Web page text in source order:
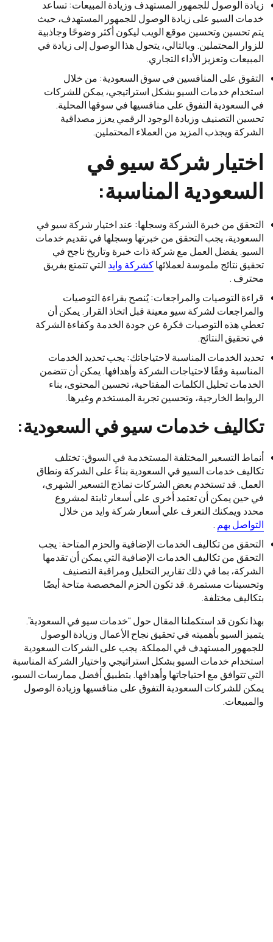
زيادة الوصول للجمهور المستهدف وزيادة المبيعات: تساعد
خدمات السيو على زيادة الوصول للجمهور المستهدف، حيث
يتم تحسين وتحسين موقع الويب ليكون أكثر وضوحًا وجاذبية
للزوار المحتملين. وبالتالي، يتحول هذا الوصول إلى زيادة في
المبيعات وتعزيز الأداء التجاري.
التفوق على المنافسين في سوق السعودية: من خلال
استخدام خدمات السيو بشكل استراتيجي، يمكن للشركات
في السعودية التفوق على منافسيها في سوقها المحلية.
تحسين التصنيف وزيادة الوجود الرقمي يعزز مصداقية
الشركة ويجذب المزيد من العملاء المحتملين.
اختيار شركة سيو في
السعودية المناسبة:
التحقق من خبرة الشركة وسجلها: عند اختيار شركة سيو في
السعودية، يجب التحقق من خبرتها وسجلها في تقديم خدمات
السيو. يفضل العمل مع شركة ذات خبرة وتاريخ ناجح في
تحقيق نتائج ملموسة لعملائهاكشركة وايد التي تتمتع بفريق
محترف .
قراءة التوصيات والمراجعات: يُنصح بقراءة التوصيات
والمراجعات لشركة سيو معينة قبل اتخاذ القرار. يمكن أن
تعطي هذه التوصيات فكرة عن جودة الخدمة وكفاءة الشركة
في تحقيق النتائج.
تحديد الخدمات المناسبة لاحتياجاتك: يجب تحديد الخدمات
المناسبة وفقًا لاحتياجات الشركة وأهدافها. يمكن أن تتضمن
الخدمات تحليل الكلمات المفتاحية، تحسين المحتوى، بناء
الروابط الخارجية، وتحسين تجربة المستخدم وغيرها.
تكاليف خدمات سيو في السعودية:
أنماط التسعير المختلفة المستخدمة في السوق: تختلف
تكاليف خدمات السيو في السعودية بناءً على الشركة ونطاق
العمل. قد تستخدم بعض الشركات نماذج التسعير الشهري،
في حين يمكن أن تعتمد أخرى على أسعار ثابتة لمشروع
محدد ويمكنك التعرف علي أسعار شركة وايد من خلال
التواصل بهم .
التحقق من تكاليف الخدمات الإضافية والحزم المتاحة: يجب
التحقق من تكاليف الخدمات الإضافية التي يمكن أن تقدمها
الشركة، بما في ذلك تقارير التحليل ومراقبة التصنيف
وتحسينات مستمرة. قد تكون الحزم المخصصة متاحة أيضًا
بتكاليف مختلفة.
بهذا نكون قد استكملنا المقال حول “خدمات سيو في السعودية”.
يتميز السيو بأهميته في تحقيق نجاح الأعمال وزيادة الوصول
للجمهور المستهدف في المملكة. يجب على الشركات السعودية
استخدام خدمات السيو بشكل استراتيجي واختيار الشركة المناسبة
التي تتوافق مع احتياجاتها وأهدافها. بتطبيق أفضل ممارسات السيو،
يمكن للشركات السعودية التفوق على منافسيها وزيادة الوصول
والمبيعات.